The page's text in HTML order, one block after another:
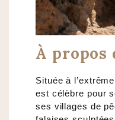
À propos
Située à
est célèbre pour
ses villages de